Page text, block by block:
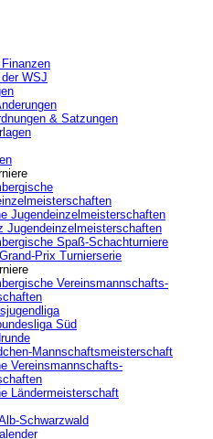
WSJ
& Satzungen
Jugendeinzelmeisterschaften
Jugendeinzelmeisterschaften
Spaß-Schachturniere
Prix Turnierserie
Vereinsmannschafts-
Süd
Mannschaftsmeisterschaft
Vereinsmannschafts-
Ländermeisterschaft
Schwarzwald